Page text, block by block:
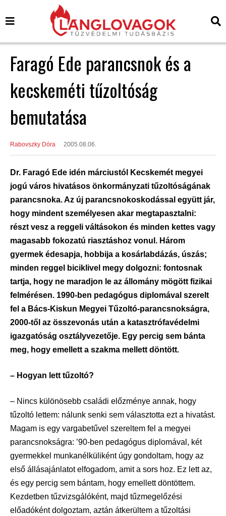
Faragó Ede parancsnok és a
kecskeméti tűzoltóság
bemutatása
Rabovszky Dóra 2005.08.06.
Dr. Faragó Ede idén márciustól Kecskemét megyei
jogú város hivatásos önkormányzati tűzoltóságának
parancsnoka. Az új parancsnokoskodással együtt jár,
hogy mindent személyesen akar megtapasztalni:
részt vesz a reggeli váltásokon és minden kettes vagy
magasabb fokozatú riasztáshoz vonul. Három
gyermek édesapja, hobbija a kosárlabdázás, úszás;
minden reggel biciklivel megy dolgozni: fontosnak
tartja, hogy ne maradjon le az állomány mögött fizikai
felmérésen. 1990-ben pedagógus diplomával szerelt
fel a Bács-Kiskun Megyei Tűzoltó-parancsnokságra,
2000-től az összevonás után a katasztrófavédelmi
igazgatóság osztályvezetője. Egy percig sem bánta
meg, hogy emellett a szakma mellett döntött.
– Hogyan lett tűzoltó?
– Nincs különösebb családi előzménye annak, hogy
tűzoltó lettem: nálunk senki sem választotta ezt a hivatást.
Magam is egy vargabetűvel szereltem fel a megyei
parancsnokságra: ’90-ben pedagógus diplomával, két
gyermekkel munkanélküliként úgy gondoltam, hogy az
első állásajánlatot elfogadom, amit a sors hoz. Ez lett az,
és egy percig sem bántam, hogy emellett döntöttem.
Kezdetben tűzvizsgálóként, majd tűzmegelőzési
előadóként dolgoztam, aztán átkerültem a tűzoltási